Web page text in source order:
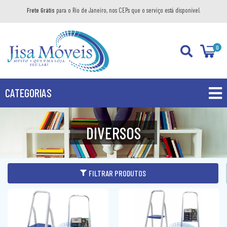
Frete Grátis para o Rio de Janeiro, nos CEPs que o serviço está disponível.
0
CATEGORIAS
PROMOÇÕES
PRODUTOS
BANHEIRO
KIT GABINETE
AÉREO
BALCÃO
DIVERSOS
BANDEJA DECORATIVA
DORMITÓRIO
DIVERSOS
FILTRAR PRODUTOS